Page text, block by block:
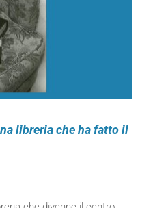
libreria che ha fatto il